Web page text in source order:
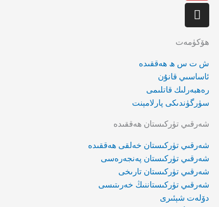
ھۆكۈمەت
ش ت س ھ ھەققىدە
ئاساسىي قانۇن
رەھبەرلىك قاتلىمى
سۈرگۈندىكى پارلامېنت
شەرقىي تۈركىستان ھەققىدە
شەرقىي تۈركىستان خەلقى ھەققىدە
شەرقىي تۈركىستان پەنجەرەسى
شەرقىي تۈركىستان تارىخى
شەرقىي تۈركىستاننىڭ خەرىتىسى
دۆلەت شېئىرى